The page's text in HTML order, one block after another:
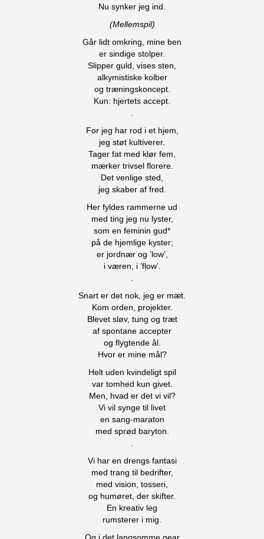
Nu synker jeg ind.
(Mellemspil)
Går lidt omkring, mine ben
er sindige stolper.
Slipper guld, vises sten,
alkymistiske kolber
og træningskoncept.
Kun: hjertets accept.
For jeg har rod i et hjem,
jeg støt kultiverer.
Tager fat med klør fem,
mærker trivsel florere.
Det venlige sted,
jeg skaber af fred.
Her fyldes rammerne ud
med ting jeg nu lyster,
som en feminin gud*
på de hjemlige kyster;
er jordnær og ’low’,
i væren, i ’flow’.
Snart er det nok, jeg er mæt.
Kom orden, projekter.
Blevet sløv, tung og træt
af spontane accepter
og flygtende ål.
Hvor er mine mål?
Helt uden kvindeligt spil
var tomhed kun givet.
Men, hvad er det vi vil?
Vi vil synge til livet
en sang-maraton
med sprød baryton.
Vi har en drengs fantasi
med trang til bedrifter,
med vision, tosseri,
og humøret, der skifter.
En kreativ leg
rumsterer i mig.